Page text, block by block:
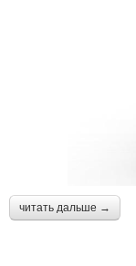
читать дальше →